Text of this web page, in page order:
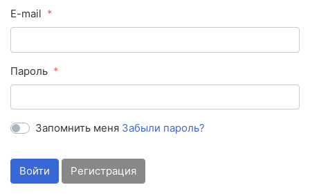
E-mail
Пароль
Запомнить меня Забыли пароль?
Войти Регистрация